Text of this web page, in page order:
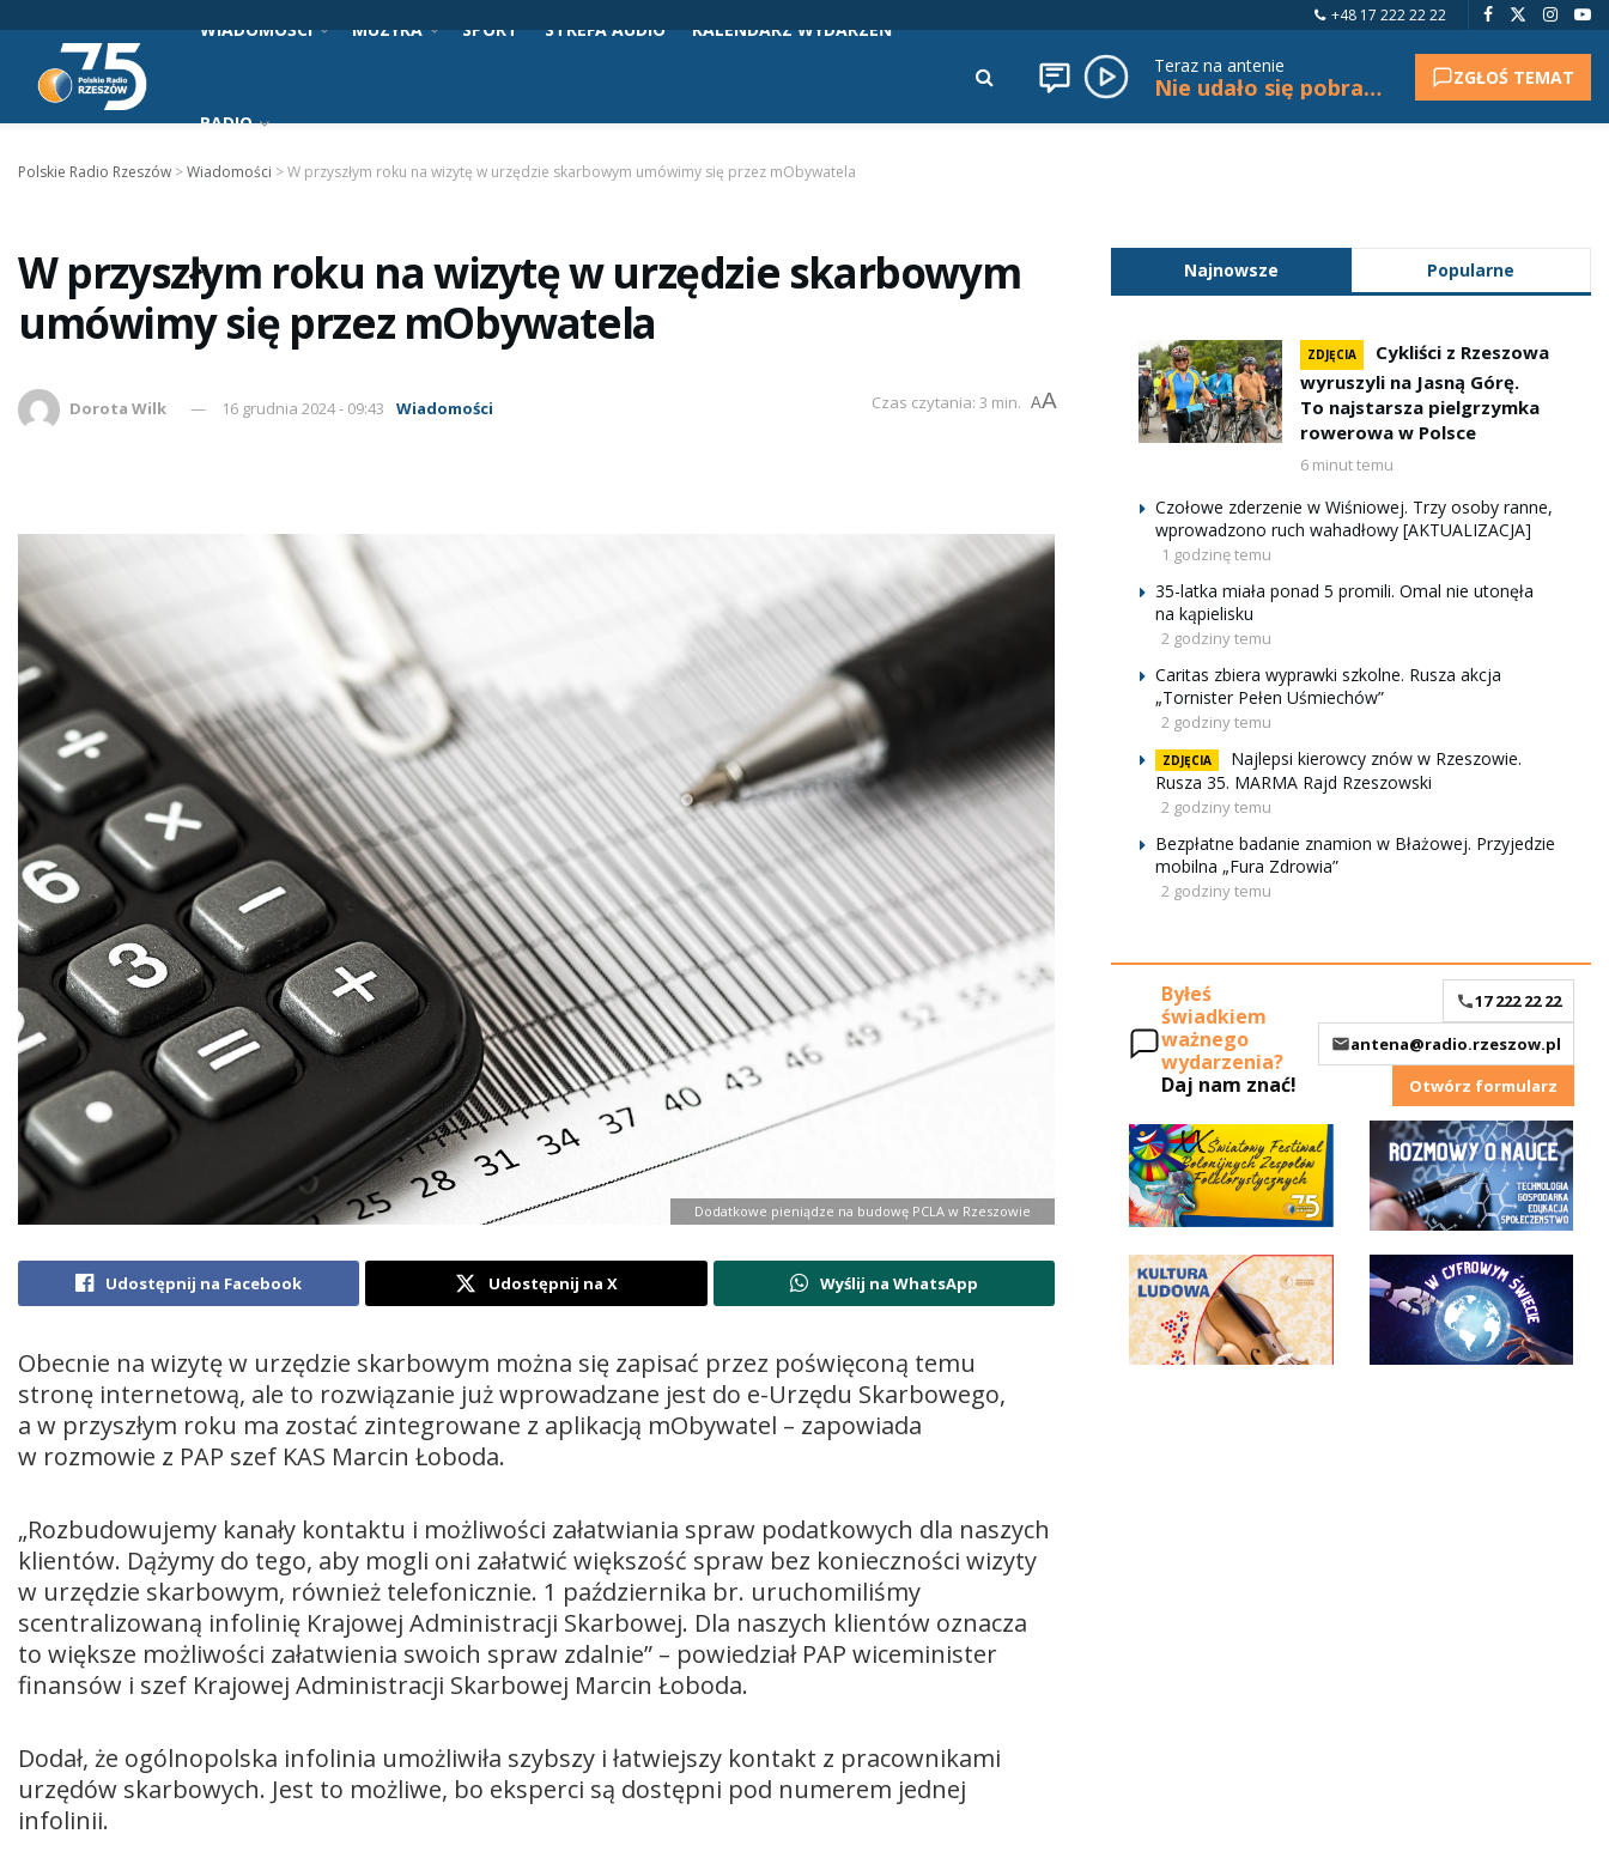
+48 17 222 22 22
WIADOMOŚCI MUZYKA SPORT STREFA AUDIO KALENDARZ WYDARZEŃ
RADIO
Teraz na antenie
Nie udało się pobrać tytułu. ZGŁOŚ TEMAT
Polskie Radio Rzeszów >Wiadomości >W przyszłym roku na wizytę w urzędzie skarbowym umówimy się przez mObywatela
W przyszłym roku na wizytę w urzędzie skarbowym
umówimy się przez mObywatela
Dorota Wilk 16 grudnia 2024 - 09:43 Wiadomości Czas czytania: 3 min. AA
Dodatkowe pieniądze na budowę PCLA w Rzeszowie
Udostępnij na Facebook Udostępnij na X Wyślij na WhatsApp
Obecnie na wizytę w urzędzie skarbowym można się zapisać przez poświęconą temu
stronę internetową, ale to rozwiązanie już wprowadzane jest do e-Urzędu Skarbowego,
a w przyszłym roku ma zostać zintegrowane z aplikacją mObywatel – zapowiada
w rozmowie z PAP szef KAS Marcin Łoboda.
„Rozbudowujemy kanały kontaktu i możliwości załatwiania spraw podatkowych dla naszych
klientów. Dążymy do tego, aby mogli oni załatwić większość spraw bez konieczności wizyty
w urzędzie skarbowym, również telefonicznie. 1 października br. uruchomiliśmy
scentralizowaną infolinię Krajowej Administracji Skarbowej. Dla naszych klientów oznacza
to większe możliwości załatwienia swoich spraw zdalnie” – powiedział PAP wiceminister
finansów i szef Krajowej Administracji Skarbowej Marcin Łoboda.
Dodał, że ogólnopolska infolinia umożliwiła szybszy i łatwiejszy kontakt z pracownikami
urzędów skarbowych. Jest to możliwe, bo eksperci są dostępni pod numerem jednej
infolinii.
Najnowsze Popularne
ZDJĘCIA
Cykliści z Rzeszowa
wyruszyli na Jasną Górę.
To najstarsza pielgrzymka
rowerowa w Polsce
6 minut temu
Czołowe zderzenie w Wiśniowej. Trzy osoby ranne,
wprowadzono ruch wahadłowy [AKTUALIZACJA]
1 godzinę temu
35-latka miała ponad 5 promili. Omal nie utonęła
na kąpielisku
2 godziny temu
Caritas zbiera wyprawki szkolne. Rusza akcja
„Tornister Pełen Uśmiechów”
2 godziny temu
ZDJĘCIA
Najlepsi kierowcy znów w Rzeszowie.
Rusza 35. MARMA Rajd Rzeszowski
2 godziny temu
Bezpłatne badanie znamion w Błażowej. Przyjedzie
mobilna „Fura Zdrowia”
2 godziny temu
Byłeś
świadkiem
ważnego
wydarzenia?
Daj nam znać!
17 222 22 22
antena@radio.rzeszow.pl
Otwórz formularz